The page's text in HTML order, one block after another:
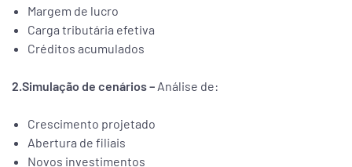
Margem de lucro
Carga tributária efetiva
Créditos acumulados
2.Simulação de cenários – Análise de:
Crescimento projetado
Abertura de filiais
Novos investimentos